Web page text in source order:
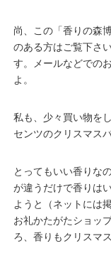
尚、この「香りの森
のある方はご覧下さ
す。メールなどでの
よ。
私も、少々買い物を
センツのクリスマス
とってもいい香りな
が違うだけで香りは
ようと（ネットには
お礼かたがたショッ
ろ、香りもクリスマ